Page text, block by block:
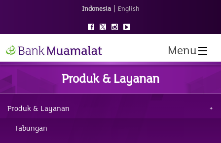
Indonesia | English
Menu
Produk & Layanan
Produk & Layanan
Tabungan